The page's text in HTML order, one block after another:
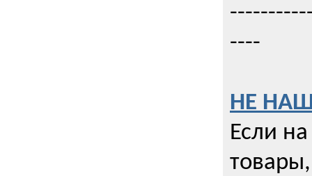
----
НЕ
Если